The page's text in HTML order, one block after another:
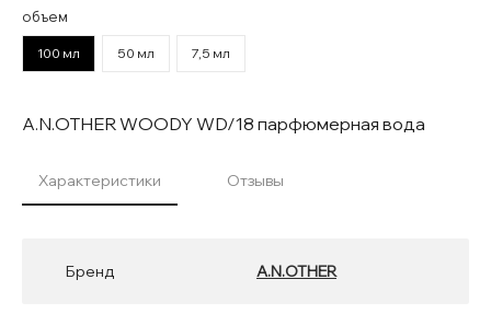
объем
100 мл 50 мл 7,5 мл
A.N.OTHER WOODY WD/18 парфюмерная вода
Характеристики Отзывы
Бренд A.N.OTHER